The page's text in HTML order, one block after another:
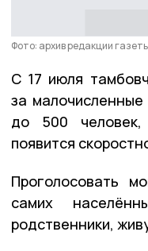
Фото: архив редакции
С 17 июля
за
до 500
появится
Проголосовать
самих
родственники,